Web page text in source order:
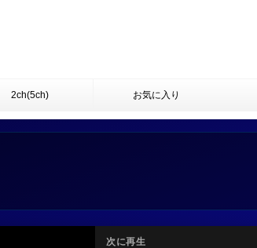
2ch(5ch) お気に入り
次に再生